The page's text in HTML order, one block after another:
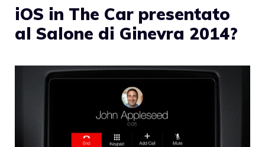
iOS in The Car presentato
al Salone di Ginevra 2014?